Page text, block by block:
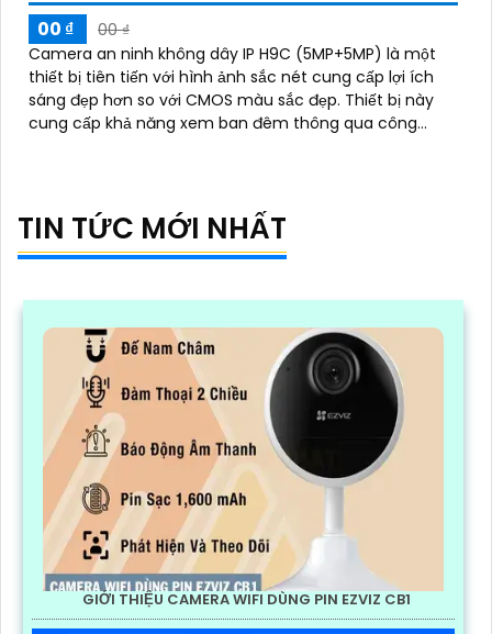
00 ₫
00 ₫
Camera an ninh không dây IP H9C (5MP+5MP) là một
thiết bị tiên tiến với hình ảnh sắc nét cung cấp lợi ích
sáng đẹp hơn so với CMOS màu sắc đẹp. Thiết bị này
cung cấp khả năng xem ban đêm thông qua công
TIN TỨC MỚI NHẤT
GIỚI THIỆU CAMERA WIFI DÙNG PIN EZVIZ CB1